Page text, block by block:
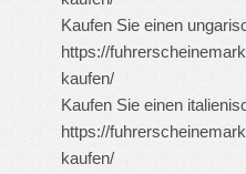
Kaufen Sie einen
https://
kaufen/
Kaufen Sie einen
https://
kaufen/